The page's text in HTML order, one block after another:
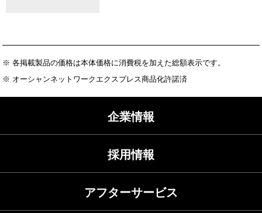
※ 各掲載製品の価格は本体価格に消費税を加えた総額表示です。
※ オーシャンネットワークエクスプレス商品化許諾済
企業情報
採用情報
アフターサービス